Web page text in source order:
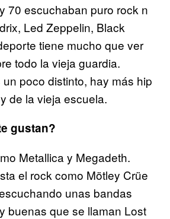
70 escuchaban puro rock n
Led Zeppelin, Black
tiene mucho que ver
todo la vieja guardia.
poco distinto, hay más hip
de la vieja escuela.
gustan?
Metallica y Megadeth.
el rock como Mötley Crüe
unas bandas
buenas que se llaman Lost